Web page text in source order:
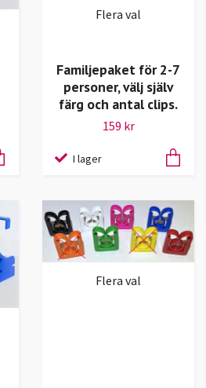
Flera val
Familjepaket för 2-7
personer, välj själv
färg och antal clips.
159 kr
I lager
Flera val